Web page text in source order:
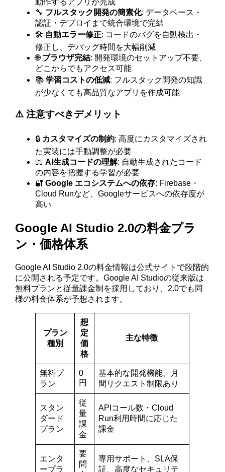
🔧 フルスタック開発の簡素化: データベース・
認証・デプロイまで統合環境で完結
🛠️ 自動エラー修正: コードのバグを自動検出・
修正し、デバッグ時間を大幅削減
🌐ブラウザ完結: 開発環境のセットアップ不要、
どこからでもアクセス可能
📚学習コストの低減: フルスタック開発の知識
が少なくても高品質なアプリを作成可能
⚠️ 注意すべきデメリット
🔒 カスタマイズの制約: 高度にカスタマイズされ
た実装には手動調整が必要
📖AI生成コードの理解: 自動生成されたコード
の内容を把握する学習が必要
🔐Google エコシステムへの依存: Firebase・
Cloud Runなど、Googleサービスへの依存度が
高い
Google AI Studio 2.0の料金プラ
ン・価格体系
Google AI Studio 2.0の料金情報は公式サイトで段階的
に公開される予定です。Google AI Studioの従来版は
無料プランと従量課金制を採用しており、2.0でも同
様の料金体系が予想されます。
プラン
種別
想
定
価
格
主な特徴
無料プ
ラン
0
円
基本的な開発機能、月
間リクエスト制限あり
スタン
ダード
プラン
従
量
課
金
APIコール数・Cloud
Run利用時間に応じた
課金
エンタ
ープラ
要
問
専用サポート、SLA保
証、高度なセキュリテ